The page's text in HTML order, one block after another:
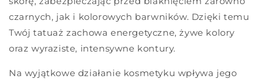
czarnych, jak i kolorowych barwników. Dzięki temu
Twój tatuaż zachowa energetyczne, żywe kolory
oraz wyraziste, intensywne kontury.
Na wyjątkowe działanie kosmetyku wpływa jego